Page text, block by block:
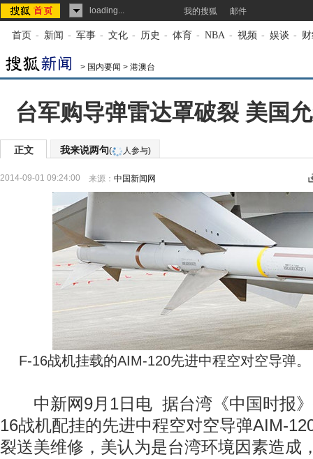
loading... 我的搜狐 邮件
首页 - 新闻 - 军事 - 文化 - 历史 - 体育 - NBA - 视频 - 娱谈 -
> 国内要闻 > 港澳台
台军购导弹雷达罩破裂 美国
正文 我来说两句( 人参与)
2014-09-01 09:24:00 来源： 中国新闻网
F-16战机挂载的AIM-120先进中程空对空导弹
中新网9月1日电 据台湾《中国时报》
16战机配挂的先进中程空对空导弹AIM-
裂送美维修，美认为是台湾环境因素造成